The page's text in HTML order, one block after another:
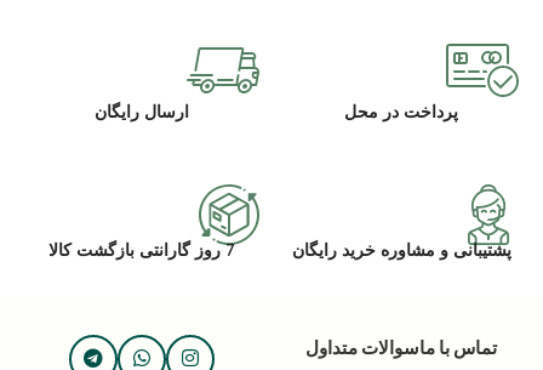
پرداخت در محل ارسال رایگان
پشتیبانی و مشاوره خرید رایگان 7 روز گارانتی بازگشت کالا
تماس با ماسوالات متداول